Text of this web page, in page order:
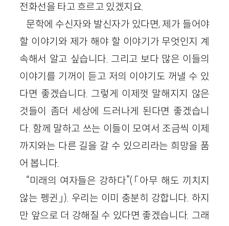
전화선을 타고 흐르고 있겠지요.
문학에 수신자와 발신자가 있다면, 제가 들어야
할 이야기와 제가 해야 할 이야기가 무엇인지 계
속해서 알고 싶습니다. 그리고 보다 많은 이들의
이야기를 기꺼이 듣고 저의 이야기도 꺼낼 수 있
다면 좋겠습니다. 그렇게 이제껏 말해지지 않은
것들이 좀더 세상에 드러나게 된다면 좋겠습니
다. 함께 말하고 쓰는 이들이 모여서 조금씩 이제
까지와는 다른 길을 갈 수 있으리라는 희망을 품
어 봅니다.
“미래의 여자들은 강하다”(「아무 해도 끼치지
않는 펭귄」). 우리는 이미 충분히 강합니다. 하지
만 앞으로 더 강해질 수 있다면 좋겠습니다. 그래